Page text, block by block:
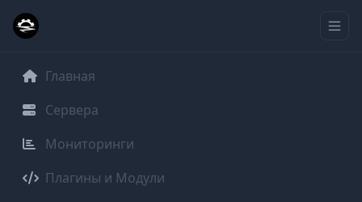
Главная
Сервера
Мониторинги
Плагины и Модули